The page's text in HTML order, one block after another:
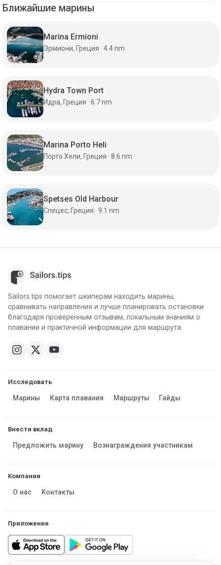
Ближайшие марины
Marina Ermioni
Эрмиони, Греция · 4.4 nm
Hydra Town Port
Идра, Греция · 6.7 nm
Marina Porto Heli
Порто Хели, Греция · 8.6 nm
Spetses Old Harbour
Спецес, Греция · 9.1 nm
Sailors.tips помогает шкиперам находить марины,
сравнивать направления и лучше планировать остановки
благодаря проверенным отзывам, локальным знаниям о
плавании и практичной информации для маршрута.
Исследовать
Марины Карта плавания Маршруты Гайды
Внести вклад
Предложить марину Вознаграждения участникам
Компания
О нас Контакты
Приложение